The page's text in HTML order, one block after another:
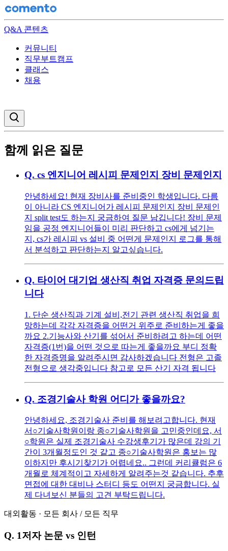
Q&A 콘텐츠
커뮤니티
직무부트캠프
클래스
채용
함께 읽은 질문
Q. cs 엔지니어 레시피 문제인지 장비 문제인지
안녕하세요! 현재 장비사를 준비중인 학생입니다. 다름
이 아니라 CS 엔지니어가 레시피 문제인지 장비 문제인
지 split test도 하는지 궁금하여 질문 남깁니다! 장비 문제
임을 공정 엔지니어들이 미리 판단하고 cs에게 넘기는
지, cs가 레시피 vs 설비 중 어떤게 문제인지 로그를 통해
서 분석하고 판단하는지 알고싶습니다.
Q. 타이어 대기업 생산직 취업 자격증 문의드립
니다
1. 단순 생산직과 기계 설비,전기 관련 생산직 취업을 희
망하는데 각각 자격증을 어떤거 위주로 준비하는게 좋을
까요 2.기능사와 산기를 섞어서 준비하려고 하는데 어떤
자격증(1번)을 어떤 것으로 따는게 좋을까요 부디 정확
한 자격증명을 알려주시면 감사하겠습니다 전형은 고졸
전형으로 생각중입니다 참고로 모든 산기 자격 됩니다
Q. 조경기술사 학원 어디가 좋을까요?
안녕하세요, 조경기술사 준비를 해보려고합니다. 현재
서○기술사학원이랑 종○기술사학원을 고민중인데요, 서
○학원은 실제 조경기술사 수강생후기가 많은데 강의 기
간이 3개월정도인 것 같고 종○기술사학원은 홍보는 많
이하지만 후시기찾기가 어렵네요.. 그런데 커리큘럼은 6
개월로 체계적이고 자세하게 알려주는것 같습니다. 추후
면접에 대한 대비나 스터디 등도 어떤지 궁금합니다. 실
제 다녀보신 분들의 고견 부탁드립니다.
대외활동 · 모든 회사 / 모든 직무
Q. 1저자 논문 vs 인턴